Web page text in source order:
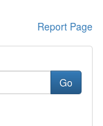
Report Page
Go